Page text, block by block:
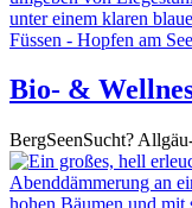
Füssen - Hopfen am
Bio- &
BergSeenSucht?